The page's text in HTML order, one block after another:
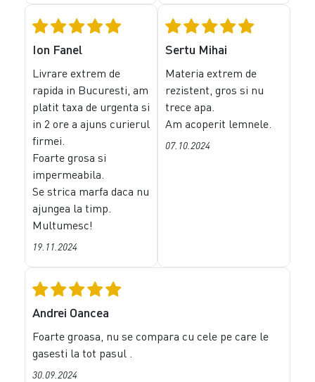
Ion Fanel
Livrare extrem de
rapida in Bucuresti, am
platit taxa de urgenta si
in 2 ore a ajuns curierul
firmei.
Foarte grosa si
impermeabila.
Se strica marfa daca nu
ajungea la timp.
Multumesc!
19.11.2024
Sertu Mihai
Materia extrem de
rezistent, gros si nu
trece apa.
Am acoperit lemnele.
07.10.2024
Andrei Oancea
Foarte groasa, nu se compara cu cele pe care le
gasesti la tot pasul .
30.09.2024